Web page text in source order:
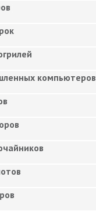
компьютеров